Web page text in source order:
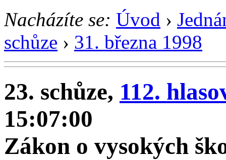
Nacházíte se: Úvod ›
schůze › 31. března 1998
23. schůze, 112.
15:07:00
Zákon o vysokých